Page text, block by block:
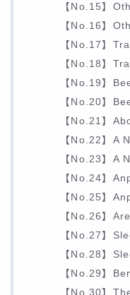
【No.15】
【No.16】
【No.17】
【No.18】
【No.19】
【No.20】
【No.21】
【No.22】A
【No.23】A
【No.24】
【No.25】
【No.26】
【No.27】
【No.28】
【No.29】
【No.30】